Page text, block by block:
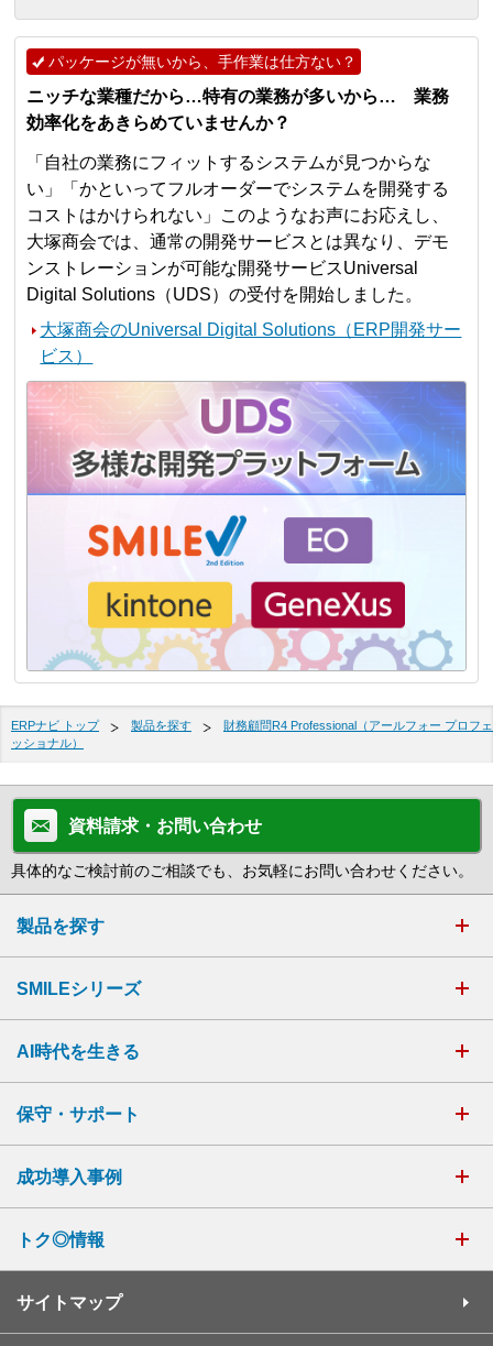
パッケージが無いから、手作業は仕方ない？
ニッチな業種だから…特有の業務が多いから… 業務
効率化をあきらめていませんか？
「自社の業務にフィットするシステムが見つからな
い」「かといってフルオーダーでシステムを開発する
コストはかけられない」このようなお声にお応えし、
大塚商会では、通常の開発サービスとは異なり、デモ
ンストレーションが可能な開発サービスUniversal
Digital Solutions（UDS）の受付を開始しました。
大塚商会のUniversal Digital Solutions（ERP開発サー
ビス）
ERPナビ トップ 製品を探す
財務顧問R4 Professional（アールフォー プロフェ
ッショナル）
資料請求・お問い合わせ
具体的なご検討前のご相談でも、お気軽にお問い合わせください。
製品を探す
SMILEシリーズ
AI時代を生きる
保守・サポート
成功導入事例
トク◎情報
サイトマップ